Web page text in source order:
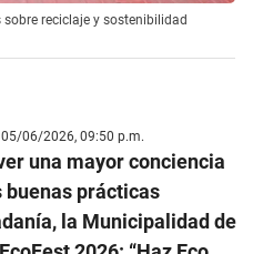
reciclaje y sostenibilidad
06/2026, 09:50 p.m.
una mayor conciencia
prácticas
la Municipalidad de